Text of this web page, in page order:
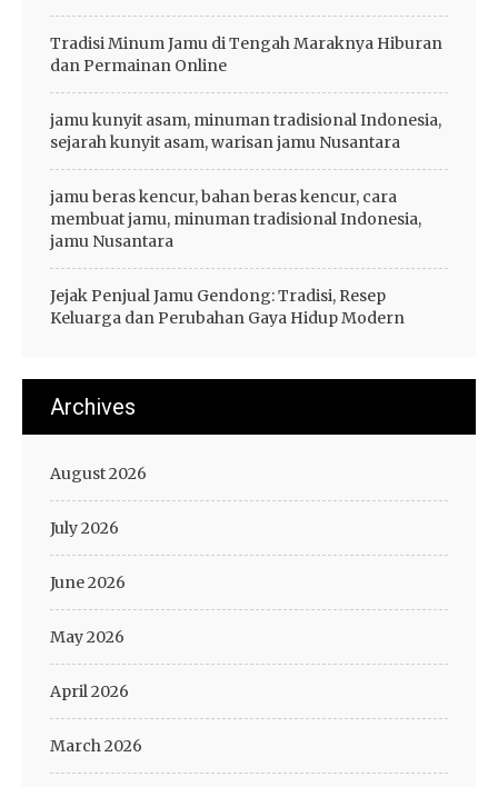
Tradisi Minum Jamu di Tengah Maraknya Hiburan
dan Permainan Online
jamu kunyit asam, minuman tradisional Indonesia,
sejarah kunyit asam, warisan jamu Nusantara
jamu beras kencur, bahan beras kencur, cara
membuat jamu, minuman tradisional Indonesia,
jamu Nusantara
Jejak Penjual Jamu Gendong: Tradisi, Resep
Keluarga dan Perubahan Gaya Hidup Modern
Archives
August 2026
July 2026
June 2026
May 2026
April 2026
March 2026